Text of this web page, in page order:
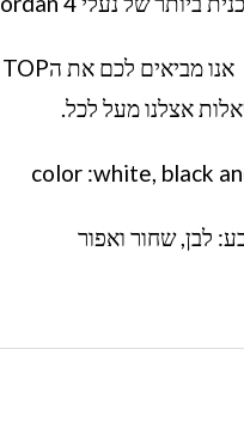
אצלנו מעל לכל.
color :white, black
לבן, שחור ואפור